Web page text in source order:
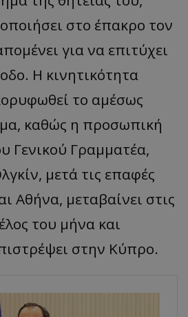
στο έπακρο τον
για να επιτύχει
Η κινητικότητα
το αμέσως
καθώς η προσωπική
Γενικού Γραμματέα,
μετά τις επαφές
Αθήνα, μεταβαίνει στις
του μήνα και
στην Κύπρο.